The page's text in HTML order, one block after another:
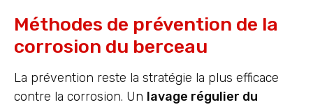
Méthodes de prévention de la
corrosion du berceau
La prévention reste la stratégie la plus efficace
contre la corrosion. Un lavage régulier du